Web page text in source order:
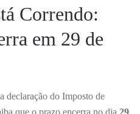
Correndo:
em 29 de
declaração do Imposto de
que o prazo encerra no dia 29